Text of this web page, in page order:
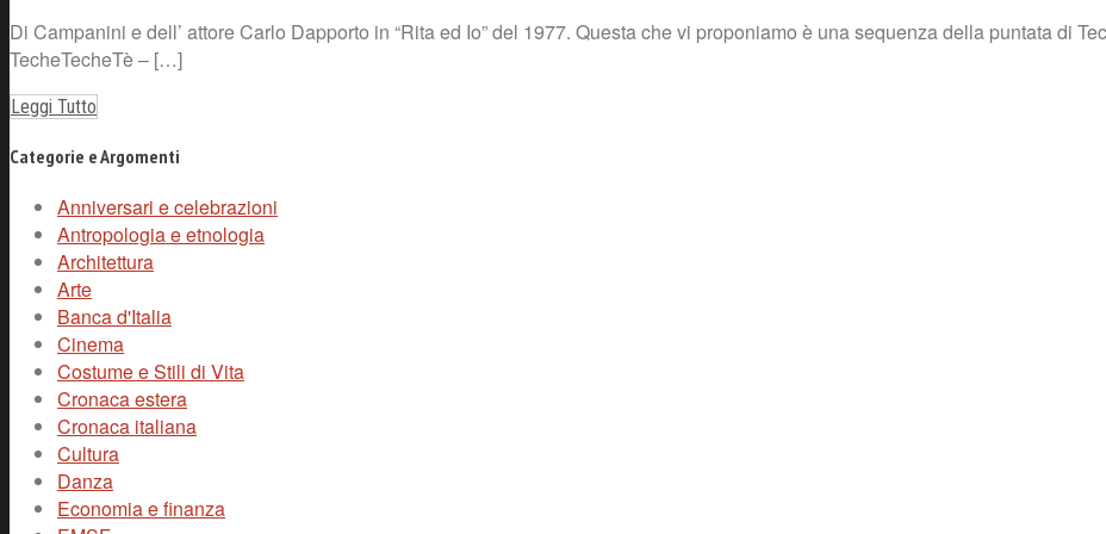
Di Campanini e dell’ attore Carlo Dapporto in “Rita ed Io” del 1977. Questa che vi proponiamo è una sequenza della puntata di
TecheTecheTè – […]
Leggi Tutto
Categorie e Argomenti
Anniversari e celebrazioni
Antropologia e etnologia
Architettura
Arte
Banca d'Italia
Cinema
Costume e Stili di Vita
Cronaca estera
Cronaca italiana
Cultura
Danza
Economia e finanza